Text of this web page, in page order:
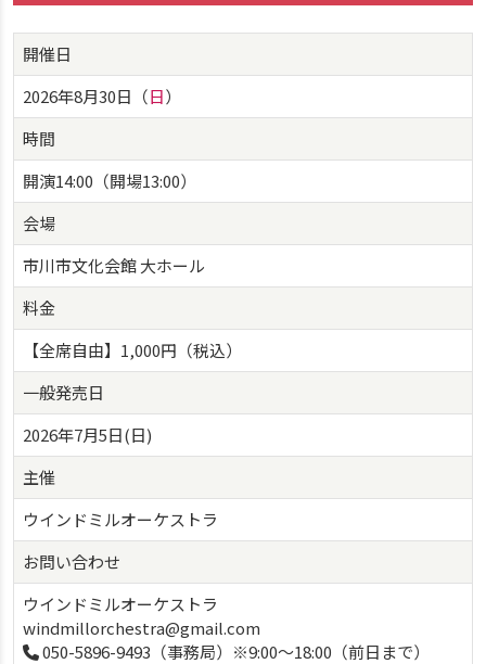
開催日
2026年8月30日（日）
時間
開演14:00（開場13:00）
会場
市川市文化会館 大ホール
料金
【全席自由】1,000円（税込）
一般発売日
2026年7月5日(日)
主催
ウインドミルオーケストラ
お問い合わせ
ウインドミルオーケストラ
windmillorchestra@gmail.com
050-5896-9493（事務局）※9:00～18:00（前日まで）